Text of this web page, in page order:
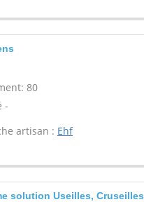
80
-
artisan : Ehf
solution Useilles, Cruseilles